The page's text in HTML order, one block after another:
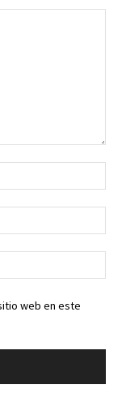
web en este